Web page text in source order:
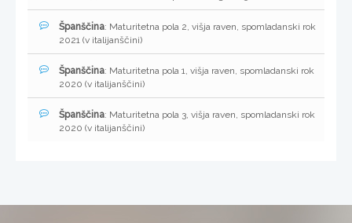
Španščina: Maturitetna pola 2, višja raven, spomladanski rok
2021 (v italijanščini)
Španščina: Maturitetna pola 1, višja raven, spomladanski rok
2020 (v italijanščini)
Španščina: Maturitetna pola 3, višja raven, spomladanski rok
2020 (v italijanščini)